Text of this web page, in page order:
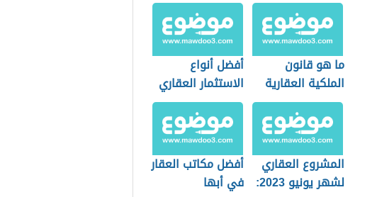
ما هو قانون
الملكية العقارية
في الإمارات
العربية
أفضل أنواع
الاستثمار العقاري
في الإمارات
المشروع العقاري
لشهر يونيو 2023:
أفضل مكاتب العقار
في أبها